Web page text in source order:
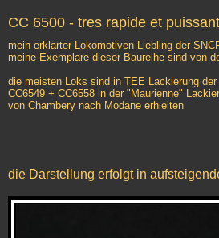
CC 6500 - tres rapide et
mein erklärter Lokomotiven Liebling der
meine Exemplare dieser Baureihe sind von
die meisten Loks sind in TEE Lackierung
CC6549 + CC6558 in der "Maurienne"
von Chambery nach Modane erhielten
die Darstellung erfolgt in